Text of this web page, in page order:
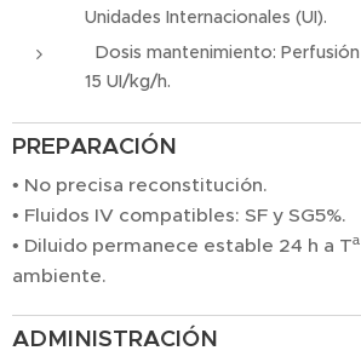
Unidades Internacionales (UI).
Dosis mantenimiento: Perfusión
15 UI/kg/h.
PREPARACIÓN
• No precisa reconstitución.
• Fluidos IV compatibles: SF y SG5%.
• Diluido permanece estable 24 h a Tª
ambiente.
ADMINISTRACIÓN